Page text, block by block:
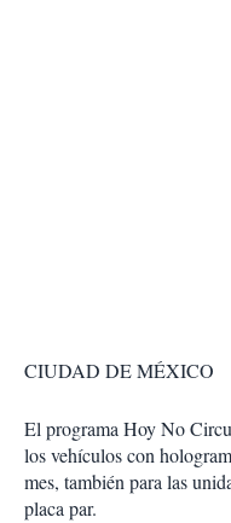
CIUDAD DE MÉXICO
El programa Hoy No
los vehículos con
mes, también para las
placa par.